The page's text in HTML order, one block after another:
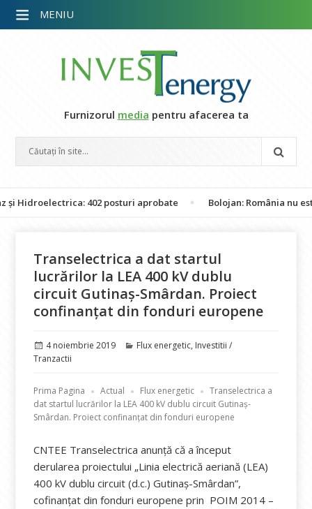
Furnizorul media pentru afacerea ta
402 posturi aprobate Bolojan: România nu este
Transelectrica a dat startul
lucrărilor la LEA 400 kV dublu
circuit Gutinaș-Smârdan. Proiect
confinanțat din fonduri europene
Publicat
pe
4 noiembrie 2019 Categorii
Flux energetic, Investitii /
Tranzactii
Prima Pagina Actual Flux energetic
Transelectrica a
dat startul lucrărilor la LEA 400 kV dublu circuit Gutinaș-
Smârdan. Proiect confinanțat din fonduri europene
CNTEE Transelectrica anunță că a început
derularea proiectului „Linia electrică aeriană (LEA)
400 kV dublu circuit (d.c.) Gutinaș-Smârdan”,
cofinanțat din fonduri europene prin POIM 2014 –
MENIU